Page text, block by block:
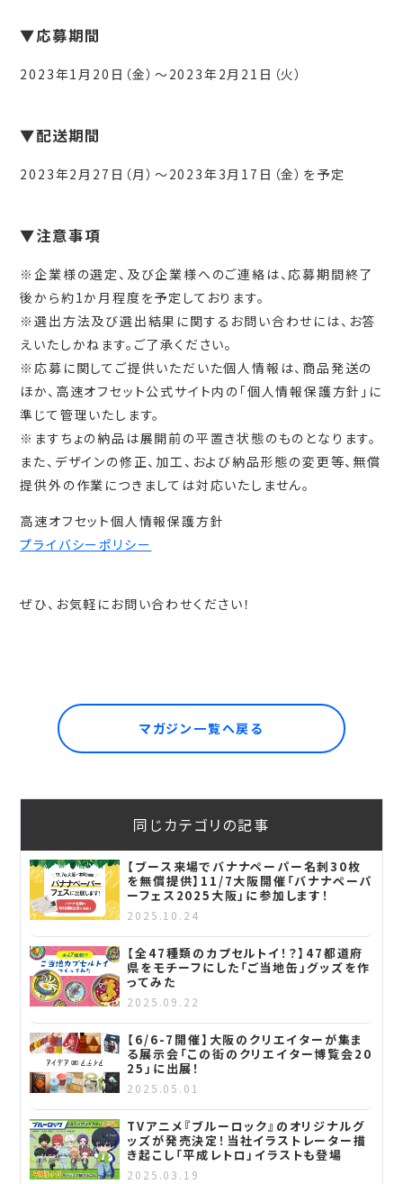
▼応募期間
2023年1月20日（金）～2023年2月21日（火）
▼配送期間
2023年2月27日（月）～2023年3月17日（金）を予定
▼注意事項
※企業様の選定、及び企業様へのご連絡は、応募期間終了
後から約1か月程度を予定しております。
※選出方法及び選出結果に関するお問い合わせには、お答
えいたしかねます。ご了承ください。
※応募に関してご提供いただいた個人情報は、商品発送の
ほか、高速オフセット公式サイト内の「個人情報保護方針」に
準じて管理いたします。
※ますちょの納品は展開前の平置き状態のものとなります。
また、デザインの修正、加工、および納品形態の変更等、無償
提供外の作業につきましては対応いたしません。
高速オフセット個人情報保護方針
プライバシーポリシー
ぜひ、お気軽にお問い合わせください！
同じカテゴリの記事
【ブース来場でバナナペーパー名刺30枚
を無償提供】11/7大阪開催「バナナペーパ
ーフェス2025大阪」に参加します！
2025.10.24
【全47種類のカプセルトイ！？】47都道府
県をモチーフにした「ご当地缶」グッズを作
ってみた
2025.09.22
【6/6-7開催】大阪のクリエイターが集ま
る展示会「この街のクリエイター博覧会20
25」に出展！
2025.05.01
TVアニメ『ブルーロック』のオリジナルグ
ッズが発売決定！当社イラストレーター描
き起こし「平成レトロ」イラストも登場
2025.03.19
マガジン一覧へ戻る